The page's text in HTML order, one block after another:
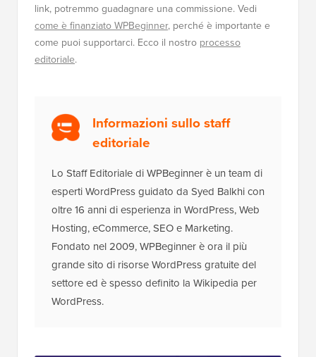
link, potremmo guadagnare una commissione. Vedi
come è finanziato WPBeginner, perché è importante e
come puoi supportarci. Ecco il nostro processo
editoriale.
Informazioni sullo staff
editoriale
Lo Staff Editoriale di WPBeginner è un team di
esperti WordPress guidato da Syed Balkhi con
oltre 16 anni di esperienza in WordPress, Web
Hosting, eCommerce, SEO e Marketing.
Fondato nel 2009, WPBeginner è ora il più
grande sito di risorse WordPress gratuite del
settore ed è spesso definito la Wikipedia per
WordPress.